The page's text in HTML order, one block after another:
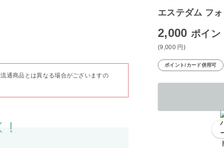
通商品とは異なる場合がございますの
!
エステダム フ
2,000 ポイン
(9,000 円 )
ポイント/カード併用可